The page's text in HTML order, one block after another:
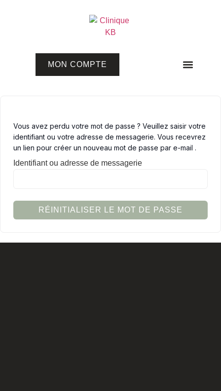
MON COMPTE
Vous avez perdu votre mot de passe ? Veuillez saisir votre
identifiant ou votre adresse de messagerie. Vous recevrez
un lien pour créer un nouveau mot de passe par e-mail .
Identifiant ou adresse de messagerie
RÉINITIALISER LE MOT DE PASSE